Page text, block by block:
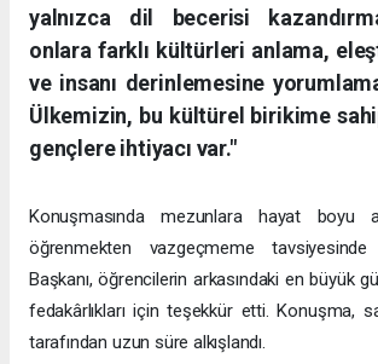
yalnızca dil becerisi
onlara farklı kültürleri anlama,
ve insanı derinlemesine
Ülkemizin, bu kültürel birikime
gençlere ihtiyacı var."
Konuşmasında mezunlara hayat boyu
öğrenmekten vazgeçmeme
Başkanı, öğrencilerin arkasındaki en büyük
fedakârlıkları için teşekkür etti. Konuşma,
tarafından uzun süre alkışlandı.